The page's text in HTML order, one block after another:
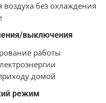
воздуха без охлаждения
выключения
работы
домой
режим